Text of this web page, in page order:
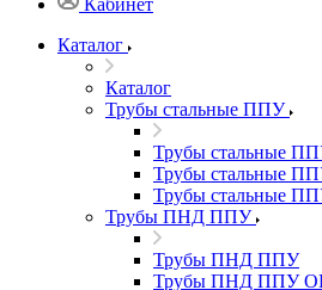
Кабинет
Каталог
Каталог
Трубы стальные ППУ
Трубы стальные
Трубы стальные
Трубы стальные
Трубы ПНД ППУ
Трубы ПНД ППУ
Трубы ПНД ППУ